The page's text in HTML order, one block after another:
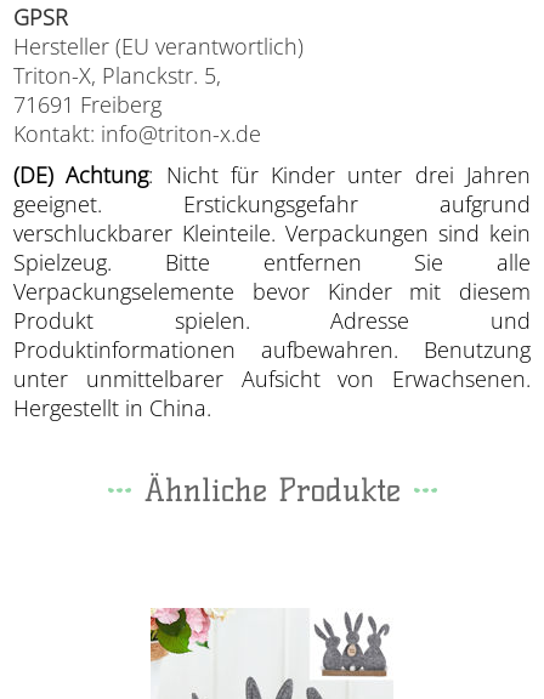
GPSR
Hersteller (EU verantwortlich)
Triton-X, Planckstr. 5,
71691 Freiberg
Kontakt: info@triton-x.de
(DE) Achtung: Nicht für Kinder unter drei Jahren
geeignet. Erstickungsgefahr aufgrund
verschluckbarer Kleinteile. Verpackungen sind kein
Spielzeug. Bitte entfernen Sie alle
Verpackungselemente bevor Kinder mit diesem
Produkt spielen. Adresse und
Produktinformationen aufbewahren. Benutzung
unter unmittelbarer Aufsicht von Erwachsenen.
Hergestellt in China.
Ähnliche Produkte